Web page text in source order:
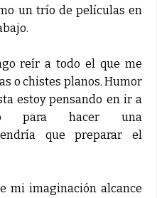
un trío de películas en
reír a todo el que me
o chistes planos. Humor
estoy pensando en ir a
para hacer una
que preparar el
mi imaginación alcance